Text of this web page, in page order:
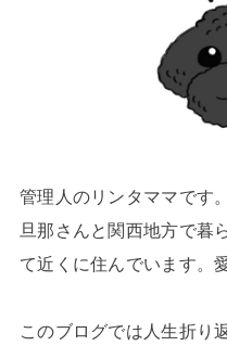
管理人のリンタママです
旦那さんと関西地方で暮
て近くに住んでいます。
このブログでは人生折り